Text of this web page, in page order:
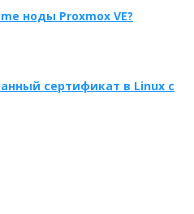
ноды Proxmox VE?
сертификат в Linux с